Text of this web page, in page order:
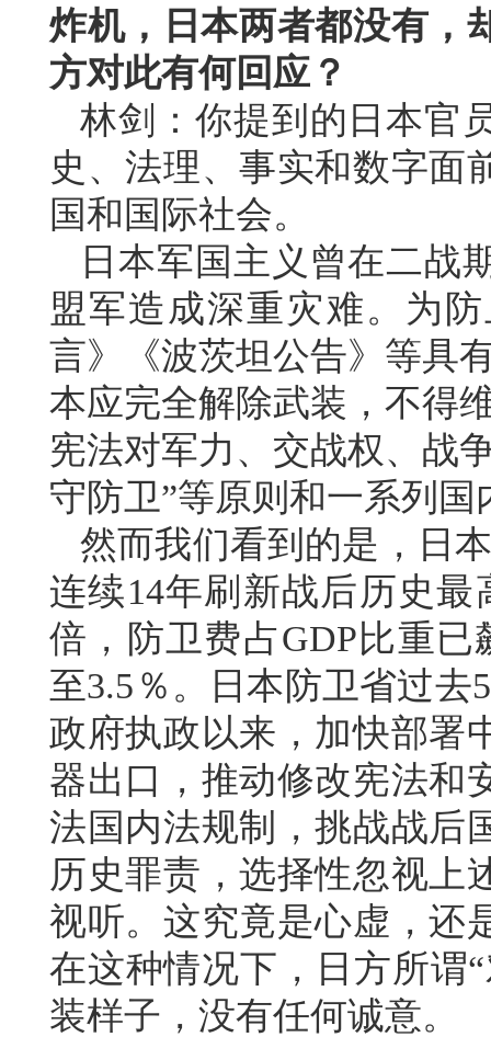
炸机，日本两者都没有，
方对此有何回应？
林剑：你提到的日本官
史、法理、事实和数字面
国和国际社会。
日本军国主义曾在二战
盟军造成深重灾难。为
言》《波茨坦公告》等具
本应完全解除武装，不得
宪法对军力、交战权、战
守防卫”等原则和一系列国
然而我们看到的是，日
连续14年刷新战后历史
倍，防卫费占GDP比重
至3.5％。日本防卫省过
政府执政以来，加快部署
器出口，推动修改宪法和
法国内法规制，挑战战后
历史罪责，选择性忽视上
视听。这究竟是心虚，还
在这种情况下，日方所谓
装样子，没有任何诚意。